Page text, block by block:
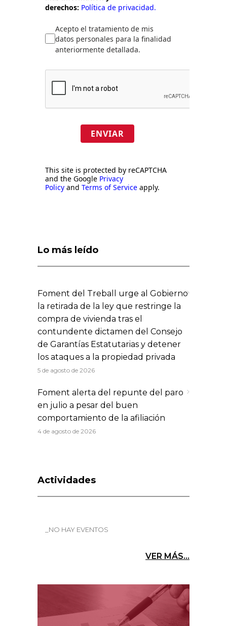
derechos: Política de privacidad.
Acepto el tratamiento de mis
datos personales para la finalidad
anteriormente detallada.
ENVIAR
This site is protected by reCAPTCHA
and the Google Privacy
Policy and Terms of Service apply.
Lo más leído
Foment del Treball urge al Gobierno
la retirada de la ley que restringe la
compra de vivienda tras el
contundente dictamen del Consejo
de Garantías Estatutarias y detener
los ataques a la propiedad privada
5 de agosto de 2026
Foment alerta del repunte del paro
en julio a pesar del buen
comportamiento de la afiliación
4 de agosto de 2026
Actividades
_NO HAY EVENTOS
VER MÁS...